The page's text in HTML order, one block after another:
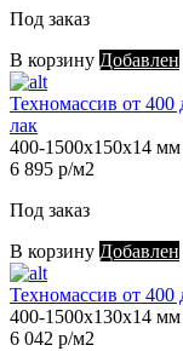
Под заказ
В корзину Добавлен
Техномассив от
лак
400-1500х150х14 мм
6 895 р/м2
Под заказ
В корзину Добавлен
Техномассив от
400-1500х130х14 мм
6 042 р/м2